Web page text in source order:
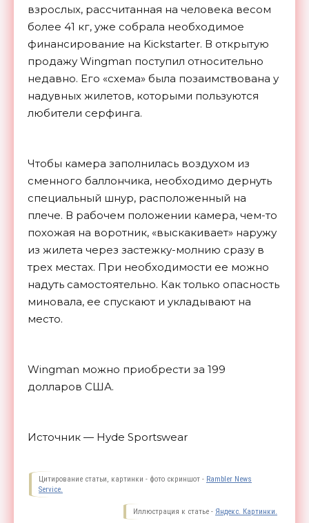
взрослых, рассчитанная на человека весом
более 41 кг, уже собрала необходимое
финансирование на Kickstarter. В открытую
продажу Wingman поступил относительно
недавно. Его «схема» была позаимствована у
надувных жилетов, которыми пользуются
любители серфинга.
Чтобы камера заполнилась воздухом из
сменного баллончика, необходимо дернуть
специальный шнур, расположенный на
плече. В рабочем положении камера, чем-то
похожая на воротник, «выскакивает» наружу
из жилета через застежку-молнию сразу в
трех местах. При необходимости ее можно
надуть самостоятельно. Как только опасность
миновала, ее спускают и укладывают на
место.
Wingman можно приобрести за 199
долларов США.
Источник — Hyde Sportswear
Цитирование статьи, картинки - фото скриншот - Rambler News
Service.
Иллюстрация к статье - Яндекс. Картинки.